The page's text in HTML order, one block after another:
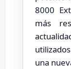
8000
más
una